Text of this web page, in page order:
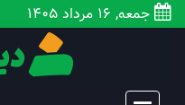
جمعه, 16 مرداد 1405